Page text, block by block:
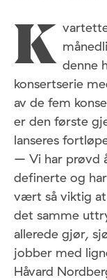
K denne
konsertserie
av de fem
er den første
lanseres
– Vi har prøvd
definerte og
vært så viktig
det samme
allerede gjør,
jobber med
Håvard